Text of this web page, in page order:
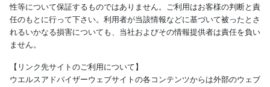
性等について保証するものではありません。ご利用はお客様の判断と責
任のもとに行って下さい。利用者が当該情報などに基づいて被ったとさ
れるいかなる損害についても、当社およびその情報提供者は責任を負い
ません。
【リンク先サイトのご利用について】
ウエルスアドバイザーウェブサイトの各コンテンツからは外部のウェブ